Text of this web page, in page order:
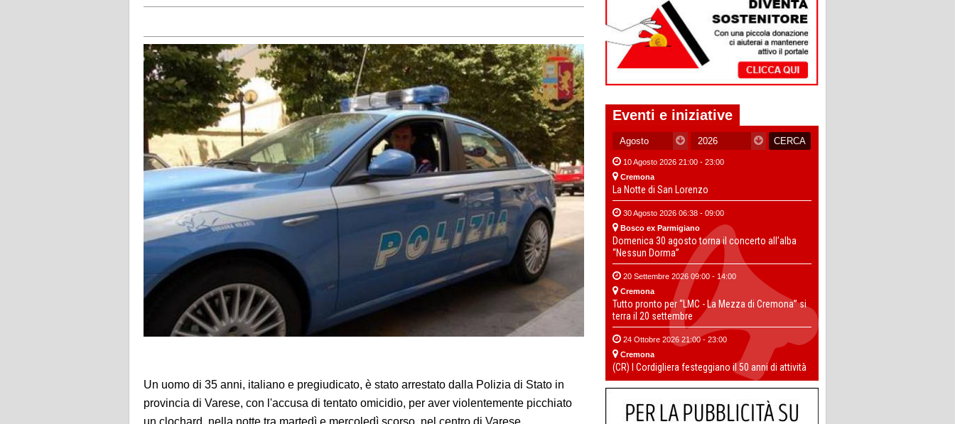
Un uomo di 35 anni, italiano e pregiudicato, è stato arrestato dalla Polizia di Stato in
provincia di Varese, con l'accusa di tentato omicidio, per aver violentemente picchiato
un clochard, nella notte tra martedì e mercoledì scorso, nel centro di Varese.
Eventi e iniziative
10 Agosto 2026 21:00 - 23:00
Cremona
La Notte di San Lorenzo
30 Agosto 2026 06:38 - 09:00
Bosco ex Parmigiano
Domenica 30 agosto torna il concerto all’alba
“Nessun Dorma”
20 Settembre 2026 09:00 - 14:00
Cremona
Tutto pronto per “LMC - La Mezza di Cremona” si
terra il 20 settembre
24 Ottobre 2026 21:00 - 23:00
Cremona
(CR) I Cordigliera festeggiano il 50 anni di attività